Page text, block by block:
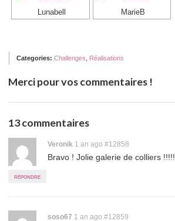
Lunabell MarieB
Categories: Challenges Réalisations
Merci pour vos commentaires !
13 commentaires
Veronik 1 an ago Permalink
to
#12858
Bravo ! Jolie galerie de colliers !!!!!
répondre
soso67 1 an ago Permalink
#12859